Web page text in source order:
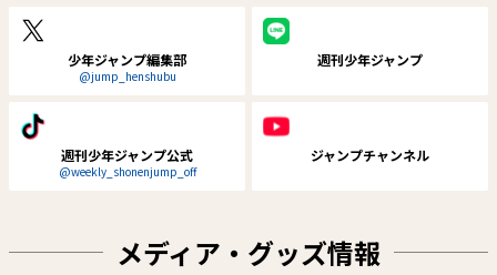
少年ジャンプ編集部
@jump_henshubu
週刊少年ジャンプ
週刊少年ジャンプ公式
@weekly_shonenjump_off
ジャンプチャンネル
メディア・グッズ情報